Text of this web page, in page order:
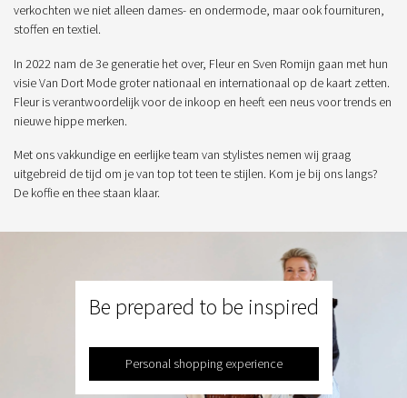
verkochten we niet alleen dames- en ondermode, maar ook fournituren,
stoffen en textiel.
In 2022 nam de 3e generatie het over, Fleur en Sven Romijn gaan met hun
visie Van Dort Mode groter nationaal en internationaal op de kaart zetten.
Fleur is verantwoordelijk voor de inkoop en heeft een neus voor trends en
nieuwe hippe merken.
Met ons vakkundige en eerlijke team van stylistes nemen wij graag
uitgebreid de tijd om je van top tot teen te stijlen. Kom je bij ons langs?
De koffie en thee staan klaar.
Be prepared to be inspired
Personal shopping experience